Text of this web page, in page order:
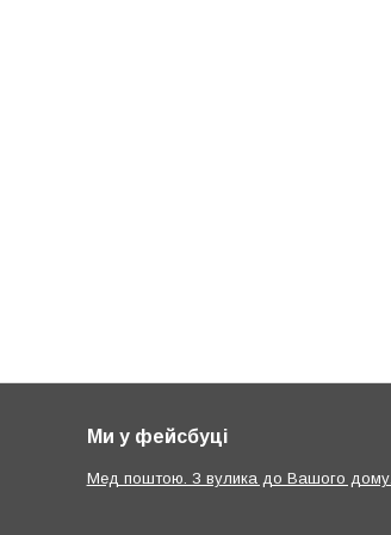
Ми у фейсбуці
Мед поштою. З вулика до Вашого дому.